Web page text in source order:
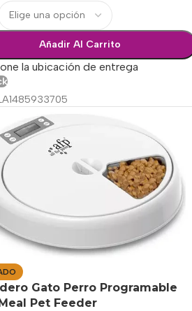
Añadir Al Carrito
la ubicación de entrega
Gato Perro Programable
Pet Feeder